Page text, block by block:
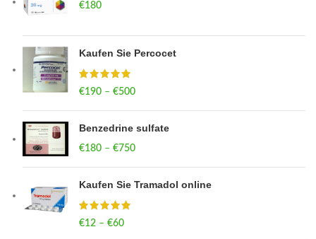
€180
Kaufen Sie Percocet
€190 – €500
Benzedrine sulfate
€180 – €750
Kaufen Sie Tramadol online
€12 – €60